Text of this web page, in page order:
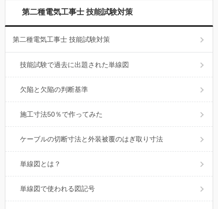
第二種電気工事士 技能試験対策
第二種電気工事士 技能試験対策
技能試験で過去に出題された単線図
欠陥と欠陥の判断基準
施工寸法50％で作ってみた
ケーブルの切断寸法と外装被覆のはぎ取り寸法
単線図とは？
単線図で使われる図記号